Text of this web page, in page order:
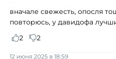
вначале свежесть, опосля
повторюсь, у давидофа
2
2
12 июня 2025 в 18:59